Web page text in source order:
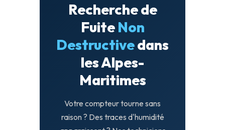
Recherche de
Fuite Non
Destructivedans
les Alpes-
Maritimes
Votre compteur tourne sans
raison ? Des traces d'humidité